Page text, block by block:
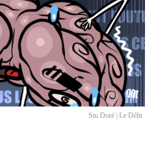
Stu Doré | Le Délit